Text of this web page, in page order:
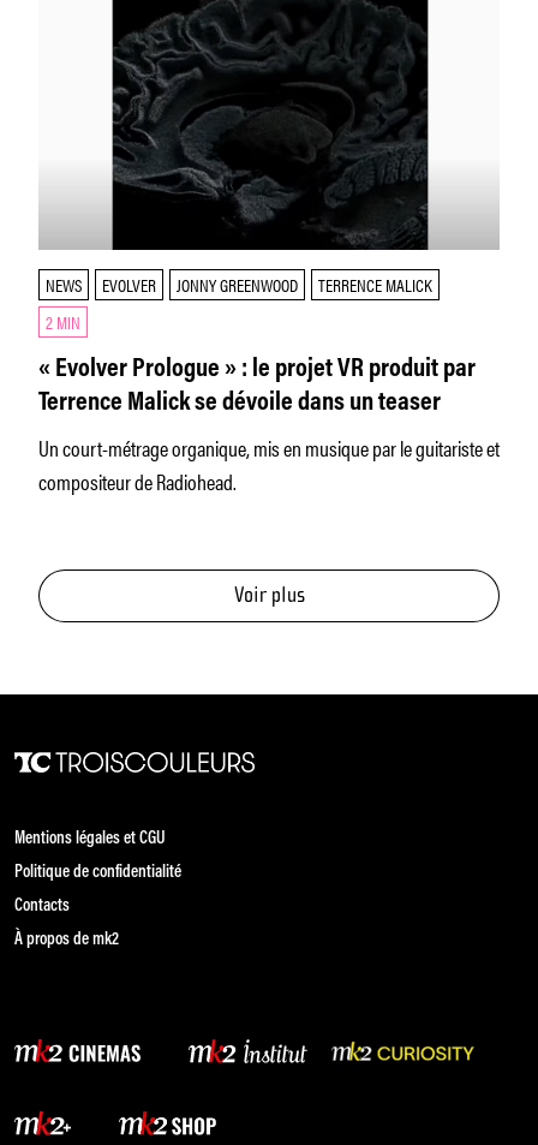
NEWS EVOLVER JONNY GREENWOOD
TERRENCE MALICK
2 MIN
« Evolver Prologue » : le projet VR produit par
Terrence Malick se dévoile dans un teaser
Un court-métrage organique, mis en musique par le guitariste et
compositeur de Radiohead.
Voir plus
Mentions légales et CGU
Politique de confidentialité
Contacts
À propos de mk2